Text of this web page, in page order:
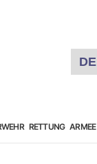
RETTUNG ARMEE